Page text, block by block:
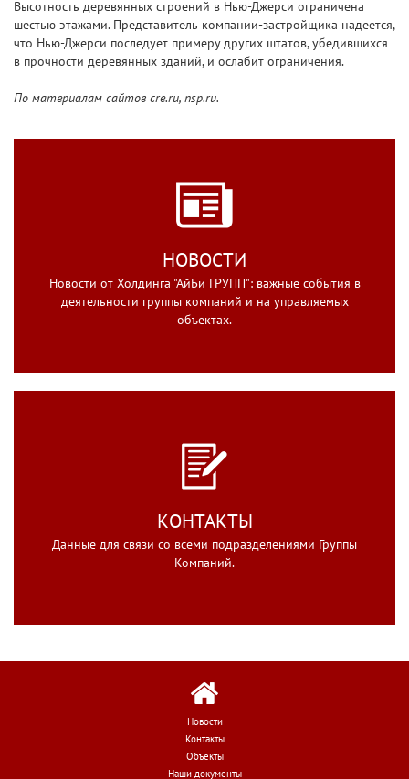
Высотность деревянных строений в Нью-Джерси ограничена
шестью этажами. Представитель компании-застройщика надеется,
что Нью-Джерси последует примеру других штатов, убедившихся
в прочности деревянных зданий, и ослабит ограничения.
По материалам сайтов cre.ru, nsp.ru.
НОВОСТИ
Новости от Холдинга "АйБи ГРУПП": важные события в
деятельности группы компаний и на управляемых
объектах.
КОНТАКТЫ
Данные для связи со всеми подразделениями Группы
Компаний.
Новости
Контакты
Объекты
Наши документы